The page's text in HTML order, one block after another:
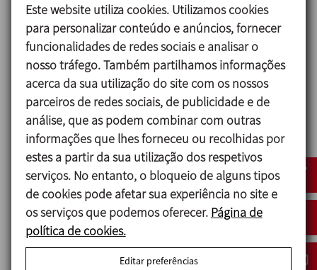
Outras peças de aço 1.4301 (AISI 304)
Lanterna e suporte de rolamentos CF8
Rotor CR (Neopreno)
Juntas em contacto com o produto FPM (standard)
- EPDM
Fecho mecânico:
Parte rotativa Grafite (C)
Parte estacionária Carburo de Silicio (SiC)
Juntas FPM
Acabamento superficial:
Interno Polido brilhante Ra<0,8 μm
Externo Mate
Este website utiliza cookies. Utilizamos cookies
para personalizar conteúdo e anúncios, fornecer
funcionalidades de redes sociais e analisar o
nosso tráfego. Também partilhamos informações
acerca da sua utilização do site com os nossos
parceiros de redes sociais, de publicidade e de
análise, que as podem combinar com outras
informações que lhes forneceu ou recolhidas por
estes a partir da sua utilização dos respetivos
serviços. No entanto, o bloqueio de alguns tipos
de cookies pode afetar sua experiência no site e
os serviços que podemos oferecer. Página de
política de cookies.
Editar preferências